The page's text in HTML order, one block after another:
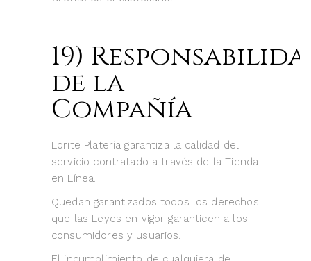
19)
de la
Compañía
Lorite Platería garantiza la calidad del
servicio contratado a través de la Tienda
en Línea.
Quedan garantizados todos los derechos
que las Leyes en vigor garanticen a los
consumidores y usuarios.